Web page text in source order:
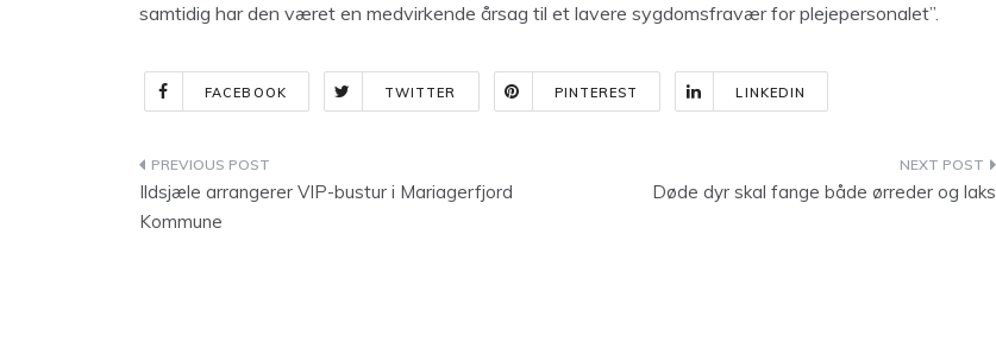
samtidig har den været en medvirkende årsag til et lavere sygdomsfravær for plejepersonalet”.
FACEBOOK TWITTER PINTEREST LINKEDIN
Indlægsnavigation
Ildsjæle arrangerer VIP-bustur i Mariagerfjord
Kommune
Døde dyr skal fange både ørreder og laks